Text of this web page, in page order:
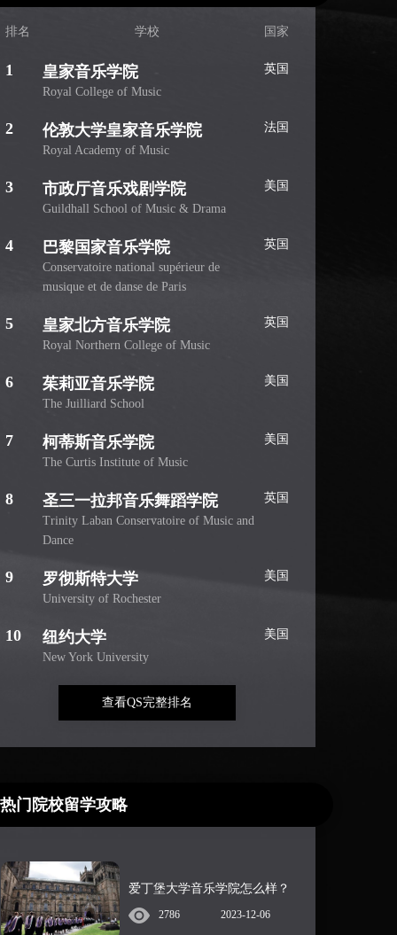
排名 学校 国家
1 皇家音乐学院
Royal College of Music
英国
2 伦敦大学皇家音乐学院
Royal Academy of Music
法国
3 市政厅音乐戏剧学院
Guildhall School of Music & Drama
美国
4 巴黎国家音乐学院
Conservatoire national supérieur de
musique et de danse de Paris
英国
5 皇家北方音乐学院
Royal Northern College of Music
英国
6 茱莉亚音乐学院
The Juilliard School
美国
7 柯蒂斯音乐学院
The Curtis Institute of Music
美国
8 圣三一拉邦音乐舞蹈学院
Trinity Laban Conservatoire of Music and
Dance
英国
9 罗彻斯特大学
University of Rochester
美国
10 纽约大学
New York University
美国
查看QS完整排名
热门院校留学攻略
爱丁堡大学音乐学院怎么样？
2786 2023-12-06